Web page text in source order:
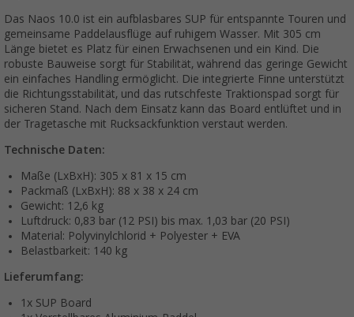
Das Naos 10.0 ist ein aufblasbares SUP für entspannte Touren und
gemeinsame Paddelausflüge auf ruhigem Wasser. Mit 305 cm
Länge bietet es Platz für einen Erwachsenen und ein Kind. Die
robuste Bauweise sorgt für Stabilität, während das geringe Gewicht
ein einfaches Handling ermöglicht. Die integrierte Finne unterstützt
die Richtungsstabilität, und das rutschfeste Traktionspad sorgt für
sicheren Stand. Nach dem Einsatz kann das Board entlüftet und in
der Tragetasche mit Rucksackfunktion verstaut werden.
Technische Daten:
Maße (LxBxH): 305 x 81 x 15 cm
Packmaß (LxBxH): 88 x 38 x 24 cm
Gewicht: 12,6 kg
Luftdruck: 0,83 bar (12 PSI) bis max. 1,03 bar (20 PSI)
Material: Polyvinylchlorid + Polyester + EVA
Belastbarkeit: 140 kg
Lieferumfang:
1x SUP Board